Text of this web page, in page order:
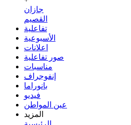
جازان
القصيم
تفاعلية
الأسبوعية
اعلانات
صور تفاعلية
مناسبات
إنفوجراف
بانوراما
فيديو
عين المواطن
المزيد